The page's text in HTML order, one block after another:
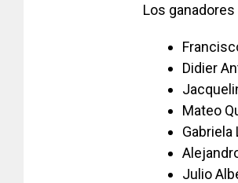
Los
Didier
Mateo
Julio